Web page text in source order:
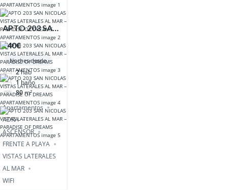
APTO 203 SAN
NICOLAS
VISTAS
LATERALES AL
MAR –
PARADISE OF
DREAMS
APARTAMENTOS
140€
Noches desde
2hab
1 baño
80m²
Apartamentos
ADRA
ASCENSOR
FRENTE A PLAYA
VISTAS LATERALES
AL MAR
WIFI